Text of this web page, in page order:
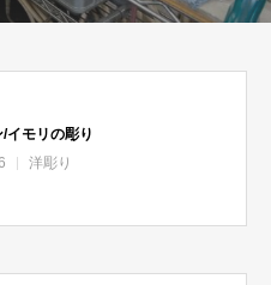
イモリの彫り
洋彫り